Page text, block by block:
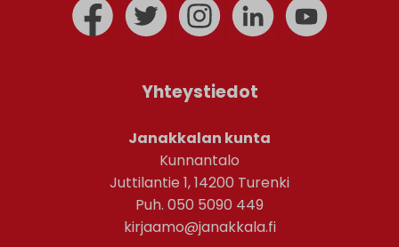
Yhteystiedot
Janakkalan kunta
Kunnantalo
Juttilantie 1, 14200 Turenki
Puh. 050 5090 449
kirjaamo@janakkala.fi